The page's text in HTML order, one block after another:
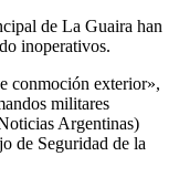
de La Guaira han
inoperativos.
conmoción exterior»,
militares
Argentinas)
de Seguridad de la